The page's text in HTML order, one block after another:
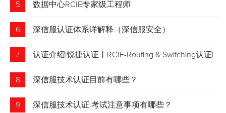
5 数据中心RCIE专家级工程师
6 深信服认证体系详解释（深信服安全）
7 认证介绍|锐捷认证丨RCIE-Routing & Switching认证|
专家级网络工程师
8 深信服技术认证目前有哪些？
9 深信服技术认证 考试注意事项有哪些？